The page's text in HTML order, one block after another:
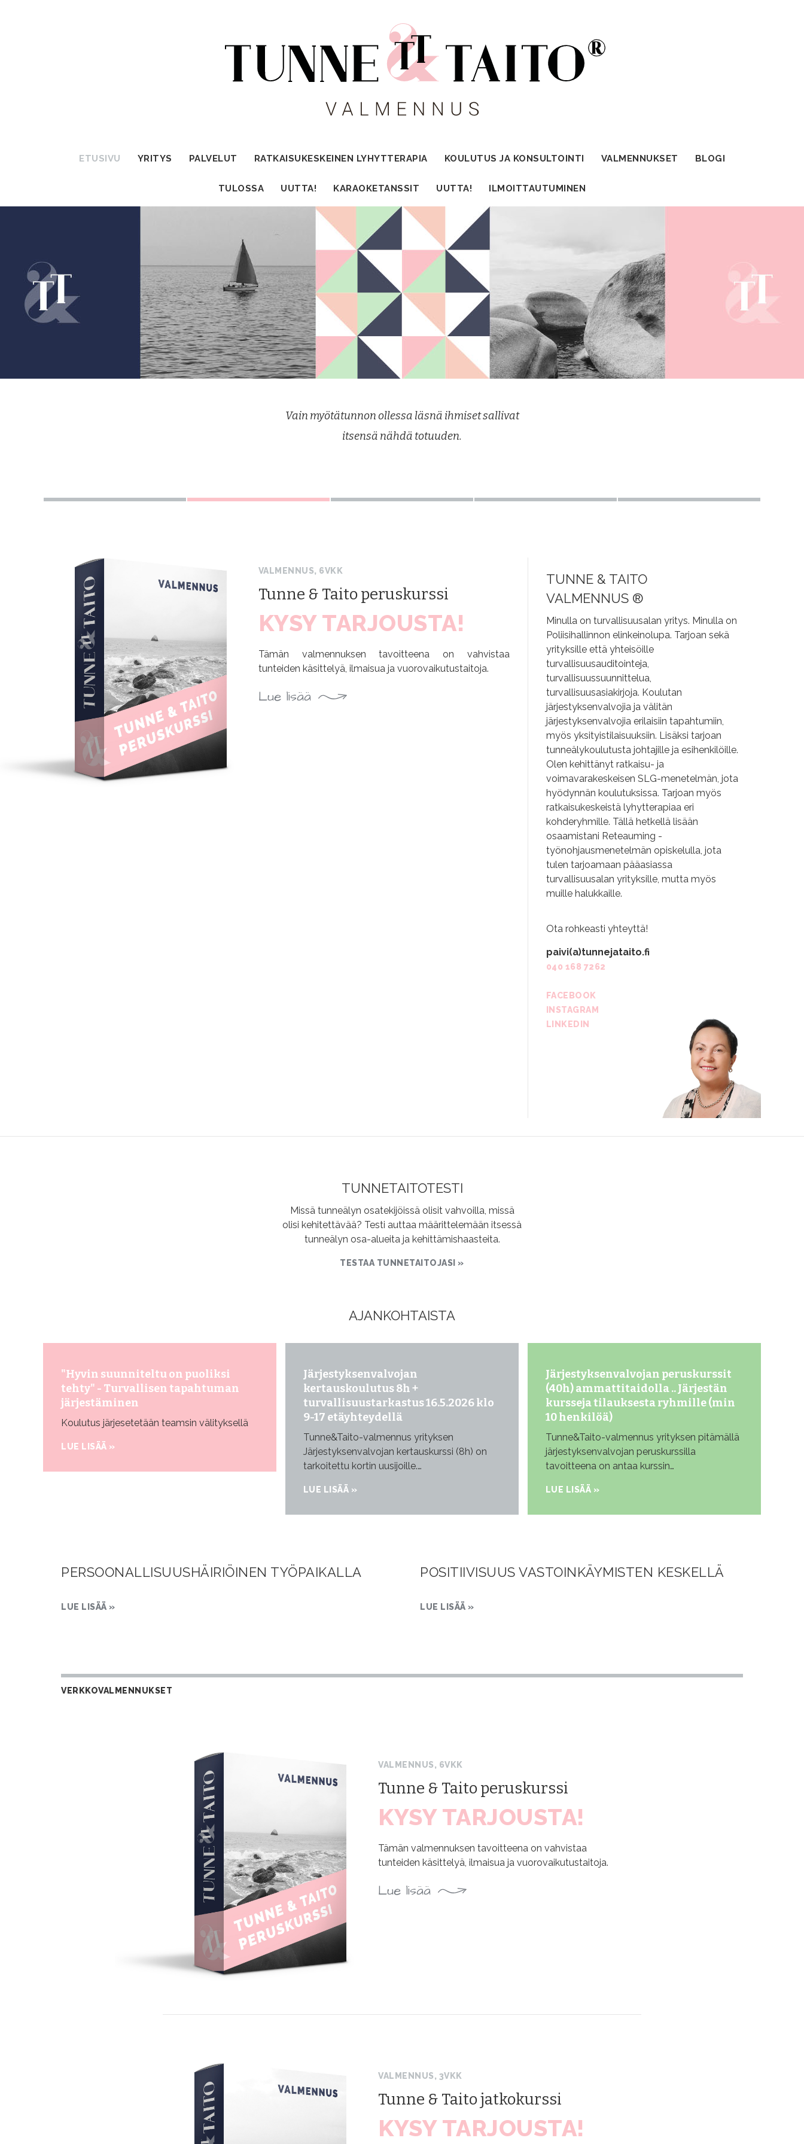
ETUSIVU YRITYS PALVELUT RATKAISUKESKEINEN LYHYTTERAPIA KOULUTUS JA KONSULTOINTI VALMENNUKSET BLOGI
TULOSSA UUTTA! KARAOKETANSSIT UUTTA! ILMOITTAUTUMINEN
Vain myötätunnon ollessa läsnä ihmiset sallivat
itsensä nähdä totuuden.
VALMENNUS, 6VKK
Tunne & Taito peruskurssi
KYSY TARJOUSTA!
Tämän valmennuksen tavoitteena on vahvistaa
tunteiden käsittelyä, ilmaisua ja vuorovaikutustaitoja.
Lue lisää
TUNNE & TAITO
VALMENNUS ®
Minulla on turvallisuusalan yritys. Minulla on
Poliisihallinnon elinkeinolupa. Tarjoan sekä
yrityksille että yhteisöille
turvallisuusauditointeja,
turvallisuussuunnittelua,
turvallisuusasiakirjoja. Koulutan
järjestyksenvalvojia ja välitän
järjestyksenvalvojia erilaisiin tapahtumiin,
myös yksityistilaisuuksiin. Lisäksi tarjoan
tunneälykoulutusta johtajille ja esihenkilöille.
Olen kehittänyt ratkaisu- ja
voimavarakeskeisen SLG-menetelmän, jota
hyödynnän koulutuksissa. Tarjoan myös
ratkaisukeskeistä lyhytterapiaa eri
kohderyhmille. Tällä hetkellä lisään
osaamistani Reteauming -
työnohjausmenetelmän opiskelulla, jota
tulen tarjoamaan pääasiassa
turvallisuusalan yrityksille, mutta myös
muille halukkaille.
Ota rohkeasti yhteyttä!
paivi(a)tunnejataito.fi
040 168 7262
FACEBOOK
INSTAGRAM
LINKEDIN
TUNNETAITOTESTI
Missä tunneälyn osatekijöissä olisit vahvoilla, missä
olisi kehitettävää? Testi auttaa määrittelemään itsessä
tunneälyn osa-alueita ja kehittämishaasteita.
TESTAA TUNNETAITOJASI »
AJANKOHTAISTA
"Hyvin suunniteltu on puoliksi
tehty" - Turvallisen tapahtuman
järjestäminen
Koulutus järjesetetään teamsin välityksellä
LUE LISÄÄ »
Järjestyksenvalvojan
kertauskoulutus 8h +
turvallisuustarkastus 16.5.2026 klo
9-17 etäyhteydellä
Tunne&Taito-valmennus yrityksen
Järjestyksenvalvojan kertauskurssi (8h) on
tarkoitettu kortin uusijoille.…
LUE LISÄÄ »
Järjestyksenvalvojan peruskurssit
(40h) ammattitaidolla .. Järjestän
kursseja tilauksesta ryhmille (min
10 henkilöä)
Tunne&Taito-valmennus yrityksen pitämällä
järjestyksenvalvojan peruskurssilla
tavoitteena on antaa kurssin…
LUE LISÄÄ »
PERSOONALLISUUSHÄIRIÖINEN TYÖPAIKALLA
LUE LISÄÄ »
POSITIIVISUUS VASTOINKÄYMISTEN KESKELLÄ
LUE LISÄÄ »
VERKKOVALMENNUKSET
VALMENNUS, 6VKK
Tunne & Taito peruskurssi
KYSY TARJOUSTA!
Tämän valmennuksen tavoitteena on vahvistaa
tunteiden käsittelyä, ilmaisua ja vuorovaikutustaitoja.
Lue lisää
VALMENNUS, 3VKK
Tunne & Taito jatkokurssi
KYSY TARJOUSTA!